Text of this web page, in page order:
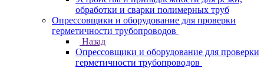
обработки и сварки полимерных труб
Опрессовщики и оборудование для проверки
герметичности трубопроводов
Назад
Опрессовщики и оборудование для проверки
герметичности трубопроводов